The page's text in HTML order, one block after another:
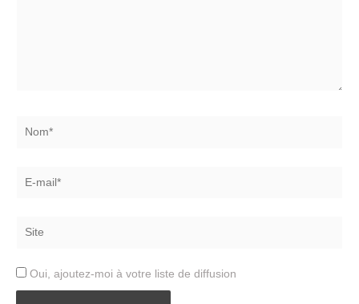
mail*
Oui, ajoutez-moi à votre liste de diffusion